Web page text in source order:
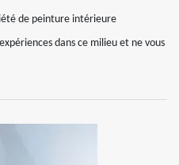
de peinture intérieure
dans ce milieu et ne vous